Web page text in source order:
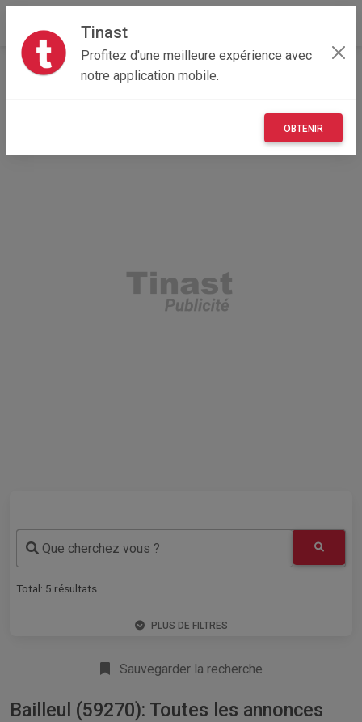
Tinast
Profitez d'une meilleure expérience avec
notre application mobile.
OBTENIR
Accueil Recherche Hauts-de-France
Que cherchez vous ?
Total: 5 résultats
PLUS DE FILTRES
Sauvegarder la recherche
Bailleul (59270): Toutes les annonces